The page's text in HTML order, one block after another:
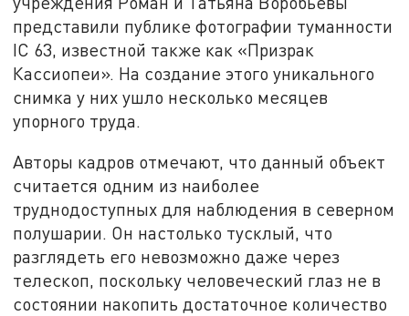
представили публике фотографии туманности
IC 63, известной также как «Призрак
Кассиопеи». На создание этого уникального
снимка у них ушло несколько месяцев
упорного труда.
Авторы кадров отмечают, что данный объект
считается одним из наиболее
труднодоступных для наблюдения в северном
полушарии. Он настолько тусклый, что
разглядеть его невозможно даже через
телескоп, поскольку человеческий глаз не в
состоянии накопить достаточное количество